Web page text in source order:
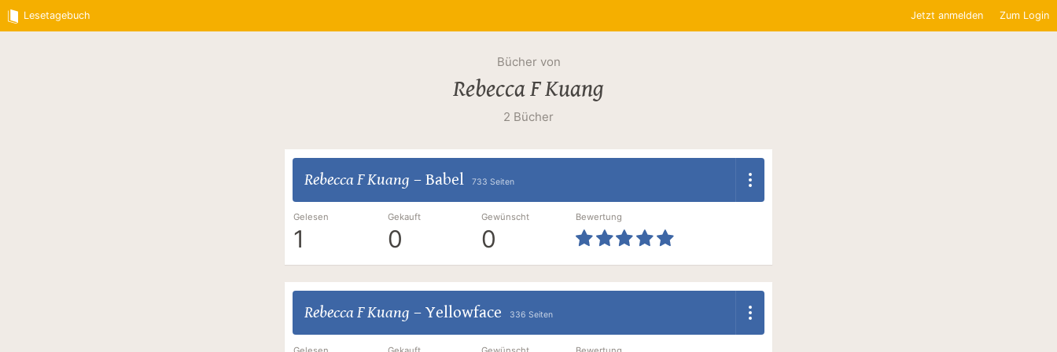
Lesetagebuch Jetzt anmelden Zum Login
Bücher von
Rebecca F Kuang
2 Bücher
Rebecca F Kuang – Babel 733 Seiten
Gelesen
1
Gekauft
0
Gewünscht
0
Bewertung
Rebecca F Kuang – Yellowface 336 Seiten